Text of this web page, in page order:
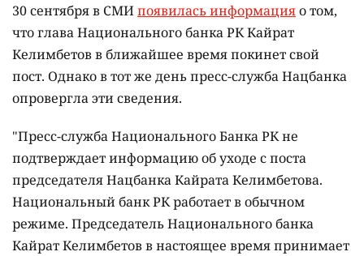
30 сентября в СМИпоявилась информацияо том,
что глава Национального банка РК Кайрат
Келимбетов в ближайшее время покинет свой
пост. Однако в тот же день пресс-служба Нацбанка
опровергла эти сведения.
"Пресс-служба Национального Банка РК не
подтверждает информацию об уходе с поста
председателя Нацбанка Кайрата Келимбетова.
Национальный банк РК работает в обычном
режиме. Председатель Национального банка
Кайрат Келимбетов в настоящее время принимает